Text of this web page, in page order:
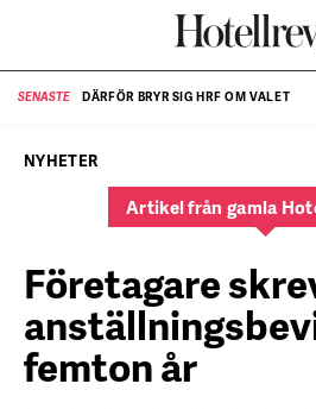
SENASTE DÄRFÖR BRYR SIG HRF OM VALET
NYHETER
Artikel från gamla
Företagare
femton år